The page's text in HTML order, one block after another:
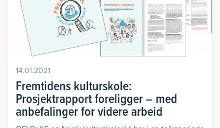
14.01.2021
Fremtidens kulturskole:
Prosjektrapport foreligger – med
anbefalinger for videre arbeid